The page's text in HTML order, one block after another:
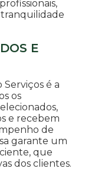
E
Serviços é a
os
e recebem
de
garante um
que
dos clientes.